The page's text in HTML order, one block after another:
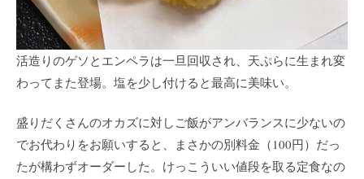
活造りのゲソとエンペラは一旦回収され、天ぷらに生まれ変
わってまた登場。塩を少し付けると最高に美味い。
盛りだくさんのオカズに対しご飯がアンバランスに少ないの
でお代わりをお願いすると、まさかの別料金（100円）だっ
たが構わずオーダーした。けっこういい値段を取る定食なの